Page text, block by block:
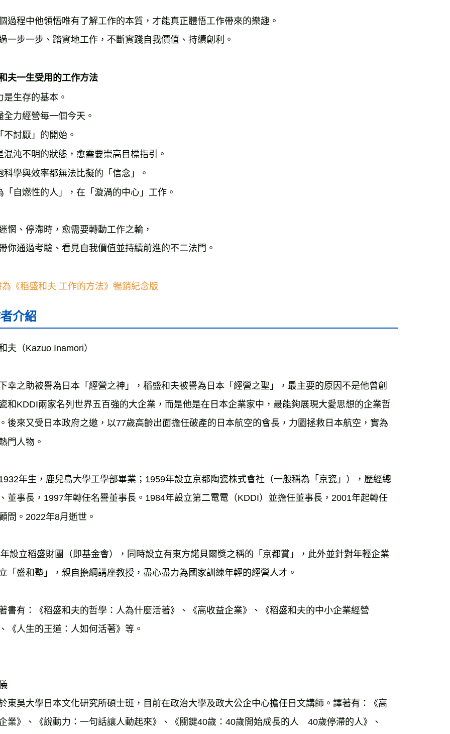
過程中他領悟唯有了解工作的本質，才能真正體悟工作帶來的樂趣。
夫一生受用的工作方法
是生存的基本。
全力經營每一個今天。
不討厭」的開始。
混沌不明的狀態，愈需要崇高目標指引。
科學與效率都無法比擬的「信念」。
惘、停滯時，愈需要轉動工作之輪，
《稻盛和夫 工作的方法》暢銷紀念版
介紹
夫（Kazuo Inamori）
幸之助被譽為日本「經營之神」，稻盛和夫被譽為日本「經營之聖」，最主要的原因不是他曾創
和KDDI兩家名列世界五百強的大企業，而是他是在日本企業家中，最能夠展現大愛思想的企業哲
後來又受日本政府之邀，以77歲高齡出面擔任破產的日本航空的會長，力圖拯救日本航空，實為
門人物。
年生，鹿兒島大學工學部畢業；1959年設立京都陶瓷株式會社（一般稱為「京瓷」），歷經總
董事長，1997年轉任名譽董事長。1984年設立第二電電（KDDI）並擔任董事長，2001年起轉任
問。2022年8月逝世。
設立稻盛財團（即基金會），同時設立有東方諾貝爾獎之稱的「京都賞」，此外並針對年輕企業
「盛和塾」，親自擔綱講座教授，盡心盡力為國家訓練年輕的經營人才。
書有：《稻盛和夫的哲學：人為什麼活著》、《高收益企業》、《稻盛和夫的中小企業經營
《人生的王道：人如何活著》等。
東吳大學日本文化研究所碩士班，目前在政治大學及政大公企中心擔任日文講師。譯著有：《高
業》、《說動力：一句話讓人動起來》、《關鍵40歲：40歲開始成長的人　40歲停滯的人》、